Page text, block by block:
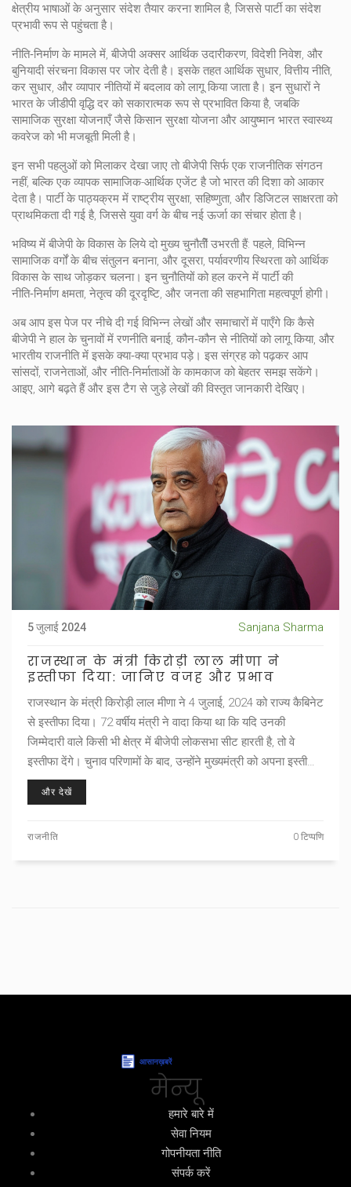
क्षेत्रीय भाषाओं के अनुसार संदेश तैयार करना शामिल है, जिससे पार्टी का संदेश
प्रभावी रूप से पहुंचता है।
नीति‑निर्माण के मामले में, बीजेपी अक्सर आर्थिक उदारीकरण, विदेशी निवेश, और
बुनियादी संरचना विकास पर जोर देती है। इसके तहतआर्थिक सुधार, वित्तीय नीति,
कर सुधार, और व्यापार नीतियों में बदलावको लागू किया जाता है। इन सुधारों ने
भारत के जीडीपी वृद्धि दर को सकारात्मक रूप से प्रभावित किया है, जबकि
सामाजिक सुरक्षा योजनाएँ जैसे किसान सुरक्षा योजना और आयुष्मान भारत स्वास्थ्य
कवरेज को भी मजबूती मिली है।
इन सभी पहलुओं को मिलाकर देखा जाए तोबीजेपीसिर्फ एक राजनीतिक संगठन
नहीं, बल्कि एक व्यापक सामाजिक-आर्थिक एजेंट है जो भारत की दिशा को आकार
देता है। पार्टी के पाठ्यक्रम में राष्ट्रीय सुरक्षा, सहिष्णुता, और डिजिटल साक्षरता को
प्राथमिकता दी गई है, जिससे युवा वर्ग के बीच नई ऊर्जा का संचार होता है।
भविष्य में बीजेपी के विकास के लिये दो मुख्य चुनौतीें उभरती हैं: पहले, विभिन्न
सामाजिक वर्गों के बीच संतुलन बनाना, और दूसरा, पर्यावरणीय स्थिरता को आर्थिक
विकास के साथ जोड़कर चलना। इन चुनौतियों को हल करने में पार्टी की
नीति‑निर्माण क्षमता, नेतृत्व की दूरदृष्टि, और जनता की सहभागिता महत्वपूर्ण होगी।
अब आप इस पेज पर नीचे दी गई विभिन्न लेखों और समाचारों में पाएँगे कि कैसे
बीजेपी ने हाल के चुनावों में रणनीति बनाई, कौन‑कौन से नीतियों को लागू किया, और
भारतीय राजनीति में इसके क्या‑क्या प्रभाव पड़े। इस संग्रह को पढ़कर आप
सांसदों, राजनेताओं, और नीति‑निर्माताओं के कामकाज को बेहतर समझ सकेंगे।
आइए, आगे बढ़ते हैं और इस टैग से जुड़े लेखों की विस्तृत जानकारी देखिए।
5 जुलाई 2024 Sanjana Sharma
राजस्थान के मंत्री किरोड़ी लाल मीणा ने
इस्तीफा दिया: जानिए वजह और प्रभाव
राजस्थान के मंत्री किरोड़ी लाल मीणा ने 4 जुलाई, 2024 को राज्य कैबिनेट
से इस्तीफा दिया। 72 वर्षीय मंत्री ने वादा किया था कि यदि उनकी
जिम्मेदारी वाले किसी भी क्षेत्र में बीजेपी लोकसभा सीट हारती है, तो वे
इस्तीफा देंगे। चुनाव परिणामों के बाद, उन्होंने मुख्यमंत्री को अपना इस्तीफा
सौंपा।
और देखें
राजनीति 0 टिप्पणि
मेन्यू
हमारे बारे में
सेवा नियम
गोपनीयता नीति
संपर्क करें